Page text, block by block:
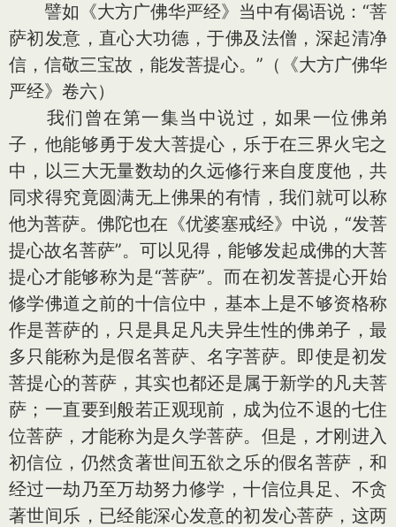
譬如《大方广佛华严经》当中有偈语说：“菩
萨初发意，直心大功德，于佛及法僧，深起清净
信，信敬三宝故，能发菩提心。”（《大方广佛华
严经》卷六）
我们曾在第一集当中说过，如果一位佛弟
子，他能够勇于发大菩提心，乐于在三界火宅之
中，以三大无量数劫的久远修行来自度度他，共
同求得究竟圆满无上佛果的有情，我们就可以称
他为菩萨。佛陀也在《优婆塞戒经》中说，“发菩
提心故名菩萨”。可以见得，能够发起成佛的大菩
提心才能够称为是“菩萨”。而在初发菩提心开始
修学佛道之前的十信位中，基本上是不够资格称
作是菩萨的，只是具足凡夫异生性的佛弟子，最
多只能称为是假名菩萨、名字菩萨。即使是初发
菩提心的菩萨，其实也都还是属于新学的凡夫菩
萨；一直要到般若正观现前，成为位不退的七住
位菩萨，才能称为是久学菩萨。但是，才刚进入
初信位，仍然贪著世间五欲之乐的假名菩萨，和
经过一劫乃至万劫努力修学，十信位具足、不贪
著世间乐，已经能深心发意的初发心菩萨，这两